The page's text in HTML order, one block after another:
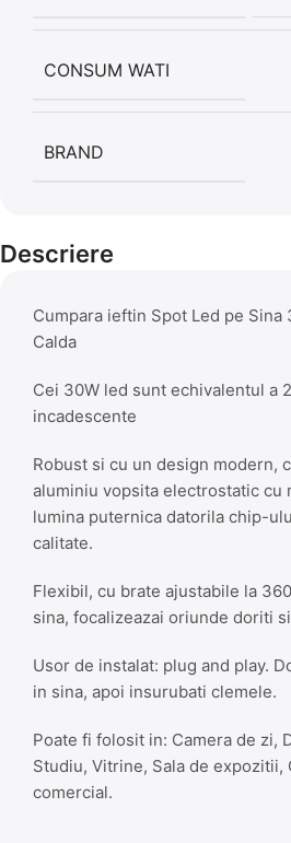
CONSUM WATI
BRAND
Descriere
Cumpara ieftin Spot Led pe Sina
Calda
Cei 30W led sunt echivalentul a
incadescente
Robust si cu un design modern,
aluminiu vopsita electrostatic cu
lumina puternica datorila chip-
calitate.
Flexibil, cu brate ajustabile la
sina, focalizeazai oriunde doriti
Usor de instalat: plug and play.
in sina, apoi insurubati clemele.
Poate fi folosit in: Camera de zi,
Studiu, Vitrine, Sala de expozitii,
comercial.